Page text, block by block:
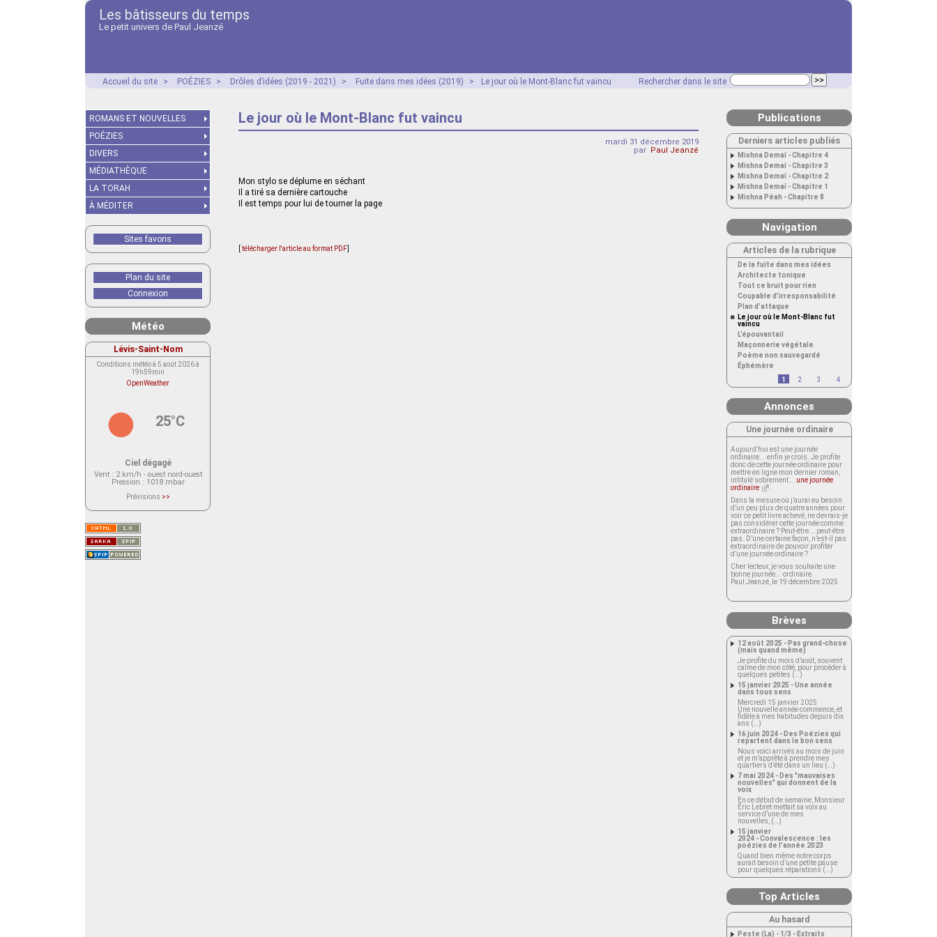
Les bâtisseurs du temps
Le petit univers de Paul Jeanzé
Rechercher dans le site
Accueil du site > POÉZIES > Drôles d’idées (2019 - 2021) > Fuite dans mes idées (2019) > Le jour où le Mont-Blanc fut vaincu
Le jour où le Mont-Blanc fut vaincu
mardi 31 décembre 2019
par Paul Jeanzé
Mon stylo se déplume en séchant
Il a tiré sa dernière cartouche
Il est temps pour lui de tourner la page
télécharger l'article au format PDF
ROMANS ET NOUVELLES
POÉZIES
DIVERS
MÉDIATHÈQUE
LA TORAH
À MÉDITER
Sites favoris
Plan du site
Connexion
Météo
Lévis-Saint-Nom
Conditions météo à 5 août 2026 à
19h59min
OpenWeather
25°C
Ciel dégagé
Vent: 2 km/h - ouest nord-ouest
Pression : 1018 mbar
Prévisions >>
actuellement aucune prévision
Saint-Nom.
Veuillez consulter le message du
service ci-dessous.
(401 - Invalid API key. Please see
https://openweathermap.org/faq#error401
Publications
Derniers articles publiés
Mishna Demaï - Chapitre 4
Mishna Demaï - Chapitre 3
Mishna Demaï - Chapitre 2
Mishna Demaï - Chapitre 1
Mishna Péah - Chapitre 8
Navigation
Articles de la rubrique
De la fuite dans mes idées
Architecte tonique
Tout ce bruit pour rien
Coupable d’irresponsabilité
Plan d’attaque
Le jour où le Mont-Blanc fut
vaincu
L’épouvantail
Maçonnerie végétale
Poème non sauvegardé
Éphémère
1
2 3 4
Annonces
Une journée ordinaire
Aujourd’hui est une journée
ordinaire... enfin je crois. Je profite
donc de cette journée ordinaire pour
mettre en ligne mon dernier roman,
intitulé sobrement... une journée
ordinaire
Dans la mesure où j’aurai eu besoin
d’un peu plus de quatre années pour
voir ce petit livre achevé, ne devrais-je
pas considérer cette journée comme
extraordinaire ? Peut-être... peut-être
pas. D’une certaine façon, n’est-il pas
extraordinaire de pouvoir profiter
d’une journée ordinaire ?
Cher lecteur, je vous souhaite une
bonne journée... ordinaire.
Paul Jeanzé, le 19 décembre 2025
Brèves
12 août 2025 - Pas grand-chose
(mais quand même)
Je profite du mois d’août, souvent
calme de mon côté, pour procéder à
quelques petites (…)
15 janvier 2025 - Une année
dans tous sens
Mercredi 15 janvier 2025
Une nouvelle année commence, et
fidèle à mes habitudes depuis dix
ans (…)
16 juin 2024 - Des Poézies qui
repartent dans le bon sens
Nous voici arrivés au mois de juin
et je m’apprête à prendre mes
quartiers d’été dans un lieu (…)
7 mai 2024 - Des "mauvaises
nouvelles" qui donnent de la
voix
En ce début de semaine, Monsieur
Éric Lebret mettait sa voix au
service d’une de mes
nouvelles, (…)
15 janvier
2024 - Convalescence : les
poézies de l’année 2023
Quand bien même notre corps
aurait besoin d’une petite pause
pour quelques réparations (…)
Top Articles
Au hasard
Peste (La) - 1/3 - Extraits